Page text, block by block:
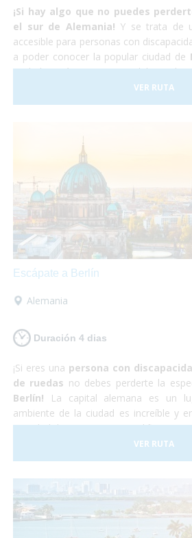
¡Si hay algo que no puedes
el sur de Alemania! Y se trata de
accesible para personas con
a poder conocer la popular ciudad de
ciudades más importantes del mundo,
. No lo
aviajar en tu silla de ruedaspor
VER RUTA
Escápate a Berlín
Alemania
Duración 4 dias
¡Si eres una persona con
de ruedas no debes perderte la
Berlín!
La capital alemana es un
ambiente de la ciudad es increíble y
cantidad de monumentos, edificios y
capital alemana es totalmente
con discapacidadaunque hay que
pueden dificultar el paso a sillas de
embargo nosotros nos encargaremos
disfrutar.
VER RUTA